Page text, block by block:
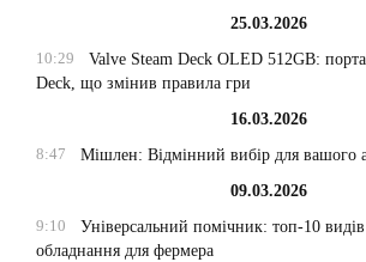
25.03.2026
10:29
Valve Steam Deck OLED 512GB:
Deck, що змінив правила гри
16.03.2026
8:47
Мішлен: Відмінний вибір для вашого
09.03.2026
9:10
Універсальний помічник: топ-10 видів
обладнання для фермера